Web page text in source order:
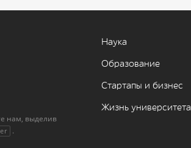
нам, выделив
.
Наука
Образование
Стартапы и бизнес
Жизнь университета